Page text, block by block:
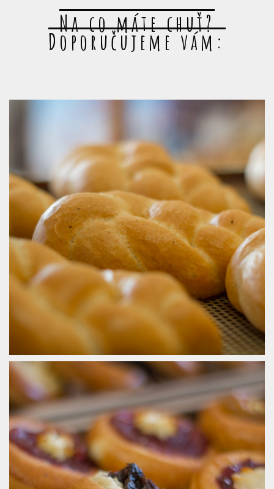
Na co máte chuť?
Doporučujeme vám: